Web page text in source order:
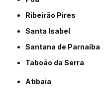
Ribeirão Pires
Santa Isabel
Santana de Parnaíba
Taboão da Serra
Atibaia